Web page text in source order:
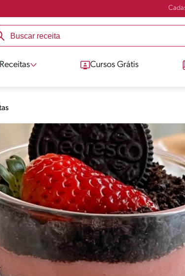
Receitas Cursos Grátis